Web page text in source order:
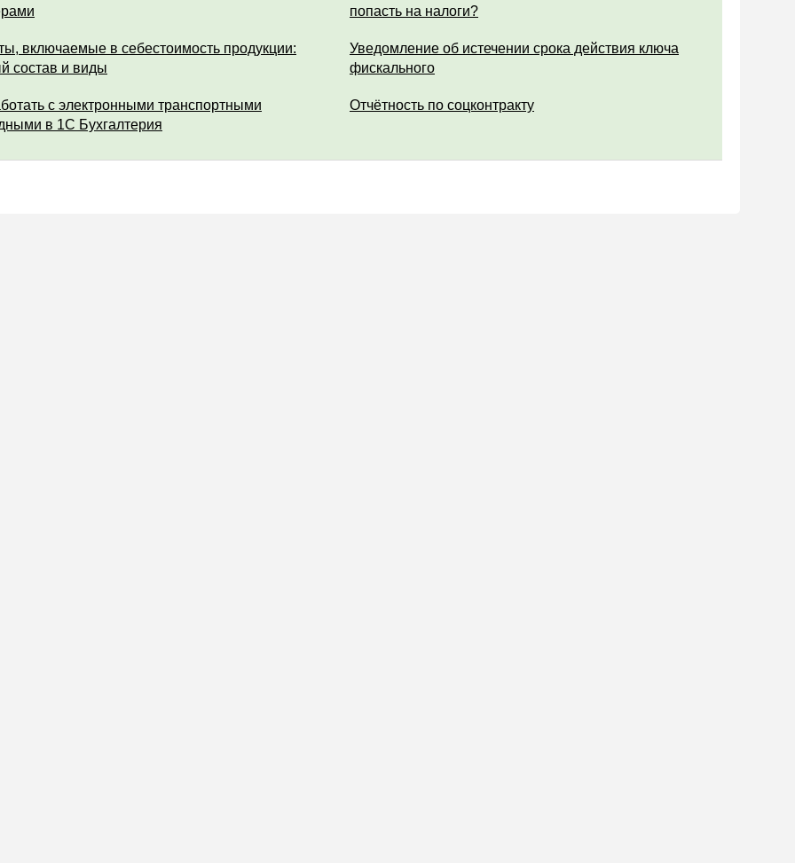
включаемые в себестоимость продукции:
состав и виды
с электронными транспортными
в 1С Бухгалтерия
попасть на налоги?
Уведомление об истечении срока действия ключа
фискального
Отчётность по соцконтракту